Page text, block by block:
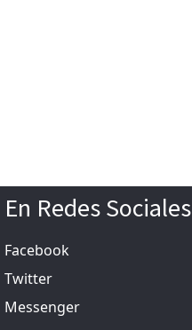
En Redes Sociales
Facebook
Twitter
Messenger